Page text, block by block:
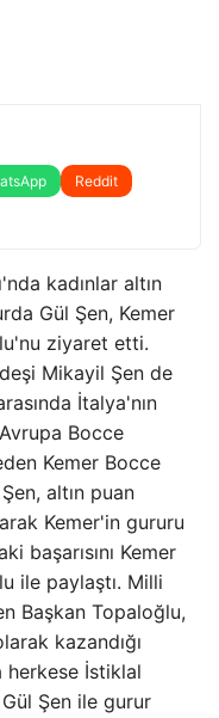
Reddit
kadınlar altın
Gül Şen, Kemer
ziyaret etti.
Mikayil Şen de
İtalya'nın
Bocce
Kemer Bocce
altın puan
Kemer'in gururu
başarısını Kemer
ile paylaştı. Milli
Başkan Topaloğlu,
kazandığı
herkese İstiklal
Gül Şen ile gurur